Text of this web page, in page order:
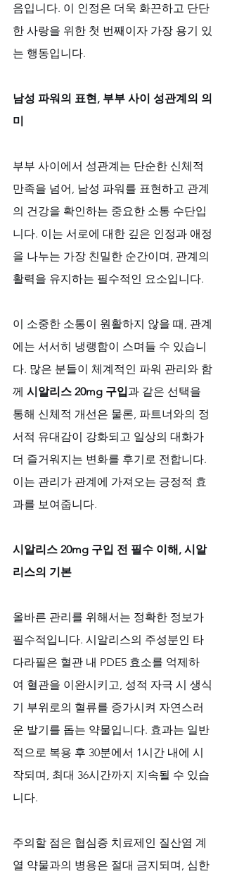
음입니다. 이 인정은 더욱 화끈하고 단단
한 사랑을 위한 첫 번째이자 가장 용기 있
는 행동입니다.
남성 파워의 표현, 부부 사이 성관계의 의
미
부부 사이에서 성관계는 단순한 신체적
만족을 넘어, 남성 파워를 표현하고 관계
의 건강을 확인하는 중요한 소통 수단입
니다. 이는 서로에 대한 깊은 인정과 애정
을 나누는 가장 친밀한 순간이며, 관계의
활력을 유지하는 필수적인 요소입니다.
이 소중한 소통이 원활하지 않을 때, 관계
에는 서서히 냉랭함이 스며들 수 있습니
다. 많은 분들이 체계적인 파워 관리와 함
께 시알리스 20mg 구입과 같은 선택을
통해 신체적 개선은 물론, 파트너와의 정
서적 유대감이 강화되고 일상의 대화가
더 즐거워지는 변화를 후기로 전합니다.
이는 관리가 관계에 가져오는 긍정적 효
과를 보여줍니다.
시알리스 20mg 구입 전 필수 이해, 시알
리스의 기본
올바른 관리를 위해서는 정확한 정보가
필수적입니다. 시알리스의 주성분인 타
다라필은 혈관 내 PDE5 효소를 억제하
여 혈관을 이완시키고, 성적 자극 시 생식
기 부위로의 혈류를 증가시켜 자연스러
운 발기를 돕는 약물입니다. 효과는 일반
적으로 복용 후 30분에서 1시간 내에 시
작되며, 최대 36시간까지 지속될 수 있습
니다.
주의할 점은 협심증 치료제인 질산염 계
열 약물과의 병용은 절대 금지되며, 심한